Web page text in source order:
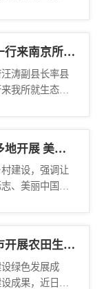
行来南京所调
涛副县长率县
我所就生态文
地开展 美丽
建设，强调让
、美丽中国的
开展农田生物
绿色发展成
成果，近日，